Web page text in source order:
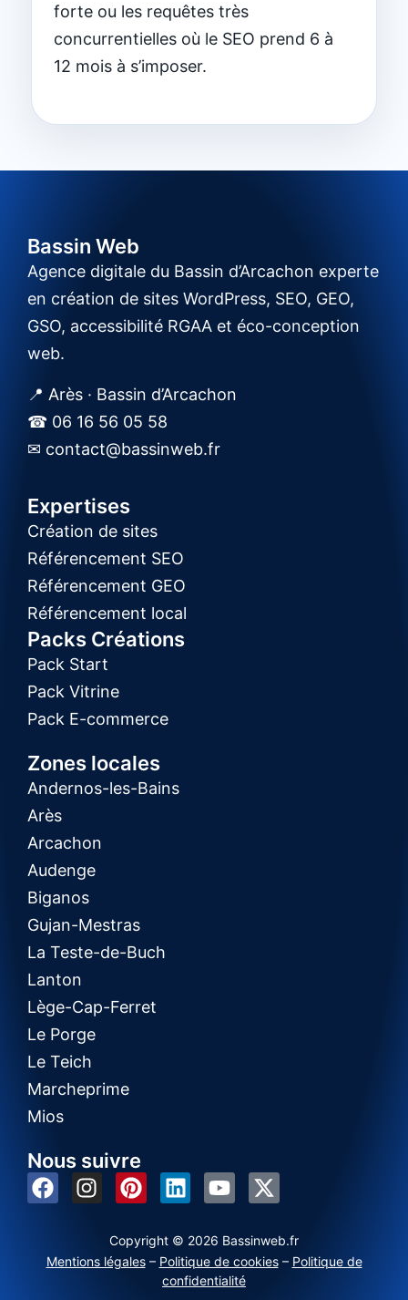
forte ou les requêtes très
concurrentielles où le SEO prend 6 à
12 mois à s’imposer.
Bassin Web
Agence digitale du Bassin d’Arcachon experte
en création de sites WordPress, SEO, GEO,
GSO, accessibilité RGAA et éco-conception
web.
📍 Arès · Bassin d’Arcachon
☎ 06 16 56 05 58
✉ contact@bassinweb.fr
Expertises
Création de sites
Référencement SEO
Référencement GEO
Référencement local
Packs Créations
Pack Start
Pack Vitrine
Pack E-commerce
Zones locales
Andernos-les-Bains
Arès
Arcachon
Audenge
Biganos
Gujan-Mestras
La Teste-de-Buch
Lanton
Lège-Cap-Ferret
Le Porge
Le Teich
Marcheprime
Mios
Nous suivre
Copyright © 2026 Bassinweb.fr
Mentions légales– Politique de cookies– Politique de
confidentialité